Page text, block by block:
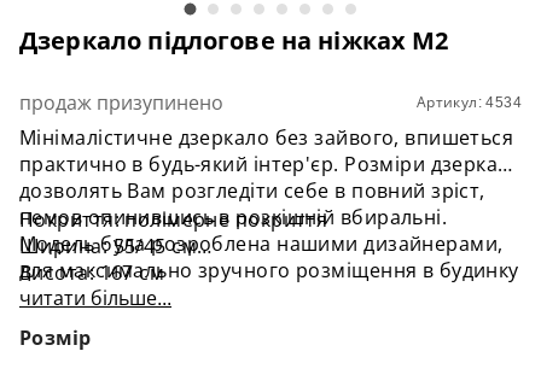
Дзеркало підлогове на ніжках M2
Артикул: 4534
продаж призупинено
Мінімалістичне дзеркало без зайвого, впишеться
практично в будь-який інтер'єр. Розміри дзеркала
дозволять Вам розгледіти себе в повний зріст,
немов опинившись в розкішній вбиральні.
Модель була розроблена нашими дизайнерами,
для максимально зручного розміщення в будинку
або навіть в магазині. За допомогою гумових
ніжок Ви зможете встановити комфортний ракурс
відображення, так як наше дзеркало не зісковзне,
Покриття: полімерне покриття
Ширина: 55/45 см
Висота: 167 см
Глибина: 33 см
Вага: 16/14 кг
читати більше...
Розмір